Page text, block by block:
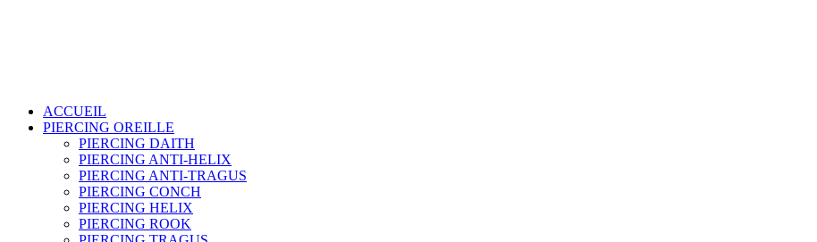
ACCUEIL
PIERCING OREILLE
PIERCING DAITH
PIERCING ANTI-HELIX
PIERCING ANTI-TRAGUS
PIERCING CONCH
PIERCING HELIX
PIERCING ROOK